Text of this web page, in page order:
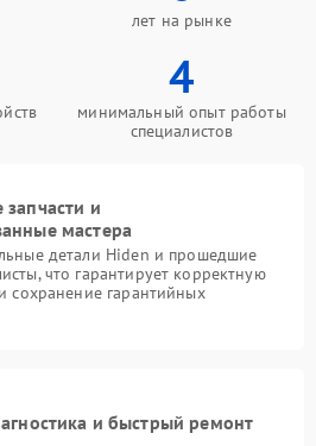
лет на рынке
4
минимальный опыт работы
специалистов
и
мастера
детали Hiden и прошедшие
что гарантирует корректную
сохранение гарантийных
и быстрый ремонт